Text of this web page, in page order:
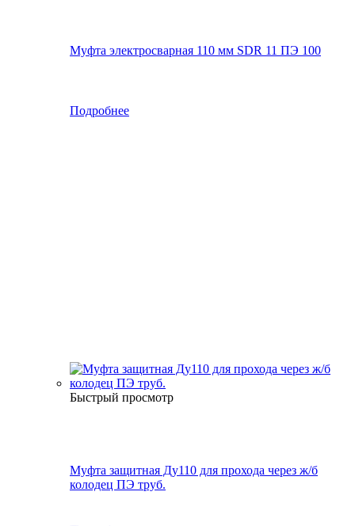
Муфта электросварная 110 мм SDR 11 ПЭ 100
Подробнее
Быстрый просмотр
Муфта защитная Ду110 для прохода через ж/б
колодец ПЭ труб.